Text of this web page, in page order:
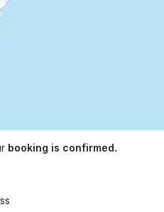
booking is confirmed.